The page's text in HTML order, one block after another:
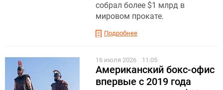
собрал более $1 млрд в
мировом прокате.
Подробнее
16 июля 2026 11:05
Американский бокс-офис
впервые с 2019 года